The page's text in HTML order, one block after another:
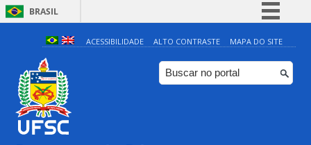
BRASIL
Simplifique!
Comunica BR
Participe
ACESSIBILIDADE ALTO CONTRASTE MAPA DO SITE